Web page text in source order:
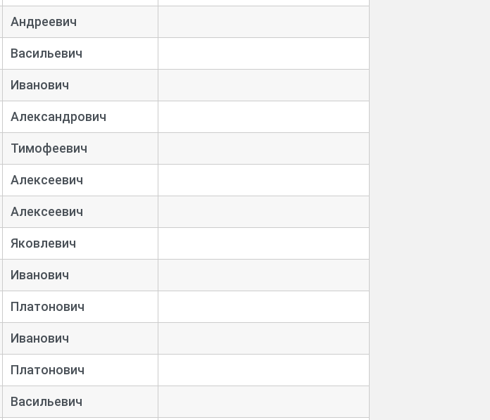
Андреевич
Васильевич
Иванович
Александрович
Тимофеевич
Алексеевич
Алексеевич
Яковлевич
Иванович
Платонович
Иванович
Платонович
Васильевич